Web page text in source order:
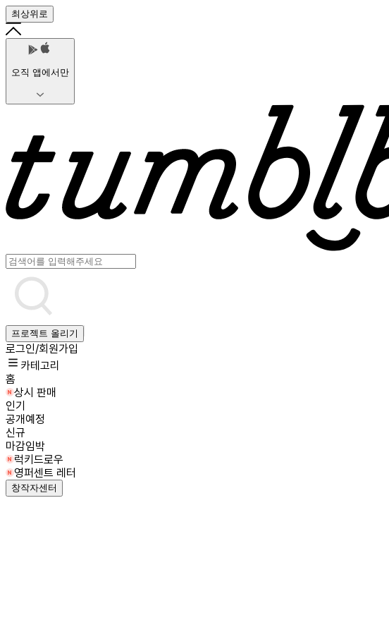
최상위로
오직 앱에서만
프로젝트 올리기
로그인/회원가입
카테고리
홈
상시 판매
인기
공개예정
신규
마감임박
럭키드로우
영퍼센트 레터
창작자센터